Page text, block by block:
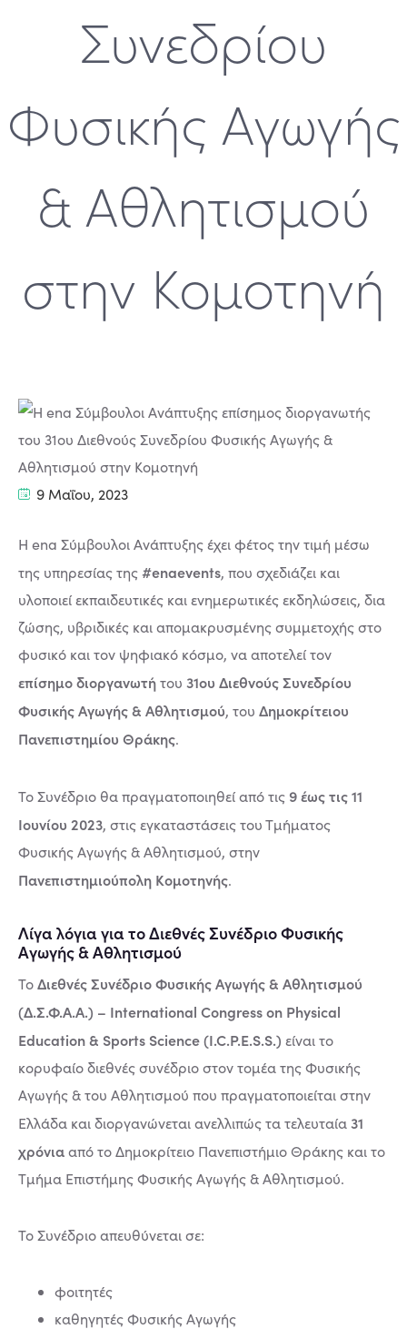
Συνεδρίου
Φυσικής Αγωγής
& Αθλητισμού
στην Κομοτηνή
9 Μαΐου, 2023
Η ena Σύμβουλοι Ανάπτυξης έχει φέτος την τιμή μέσω
της υπηρεσίας της#enaevents, που σχεδιάζει και
υλοποιεί εκπαιδευτικές και ενημερωτικές εκδηλώσεις, δια
ζώσης, υβριδικές και απομακρυσμένης συμμετοχής στο
φυσικό και τον ψηφιακό κόσμο, να αποτελεί τον
επίσημο διοργανωτήτου 31ου Διεθνούς Συνεδρίου
Φυσικής Αγωγής & Αθλητισμού, του Δημοκρίτειου
Πανεπιστημίου Θράκης.
Το Συνέδριο θα πραγματοποιηθεί από τις 9 έως τις 11
Ιουνίου 2023, στις εγκαταστάσεις του Τμήματος
Φυσικής Αγωγής & Αθλητισμού, στην
Πανεπιστημιούπολη Κομοτηνής.
Λίγα λόγια για το Διεθνές Συνέδριο Φυσικής
Αγωγής & Αθλητισμού
ΤοΔιεθνές Συνέδριο Φυσικής Αγωγής & Αθλητισμού
(Δ.Σ.Φ.Α.Α.) – International Congress on Physical
Education & Sports Science (I.C.P.E.S.S.) είναι το
κορυφαίο διεθνές συνέδριο στον τομέα της Φυσικής
Αγωγής & του Αθλητισμού που πραγματοποιείται στην
Ελλάδα και διοργανώνεται ανελλιπώς τα τελευταία31
χρόνιααπό το Δημοκρίτειο Πανεπιστήμιο Θράκης και το
Τμήμα Επιστήμης Φυσικής Αγωγής & Αθλητισμού.
Το Συνέδριο απευθύνεται σε:
φοιτητές
καθηγητές Φυσικής Αγωγής